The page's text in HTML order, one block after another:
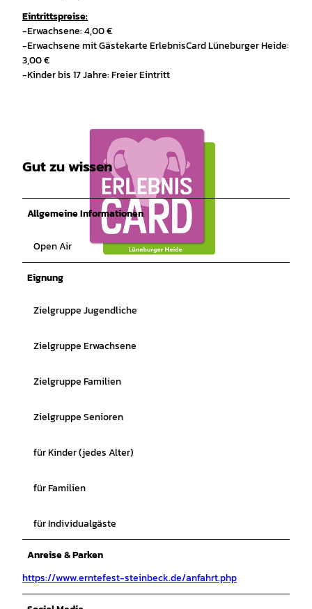
Eintrittspreise:
-Erwachsene: 4,00 €
-Erwachsene mit Gästekarte ErlebnisCard Lüneburger Heide:
3,00 €
-Kinder bis 17 Jahre: Freier Eintritt
© ErlebnisCard Lüneburger Heide, Bispingen Touristik e.V. |CC-BY-SA
Gut zu wissen
Allgemeine Informationen
Open Air
Eignung
Zielgruppe Jugendliche
Zielgruppe Erwachsene
Zielgruppe Familien
Zielgruppe Senioren
für Kinder (jedes Alter)
für Familien
für Individualgäste
Anreise & Parken
https://www.erntefest-steinbeck.de/anfahrt.php